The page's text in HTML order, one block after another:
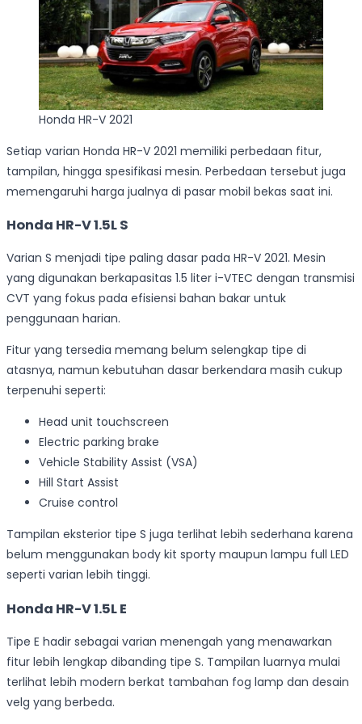
Honda HR-V 2021
Setiap varian Honda HR-V 2021 memiliki perbedaan fitur,
tampilan, hingga spesifikasi mesin. Perbedaan tersebut juga
memengaruhi harga jualnya di pasar mobil bekas saat ini.
Honda HR-V 1.5L S
Varian S menjadi tipe paling dasar pada HR-V 2021. Mesin
yang digunakan berkapasitas 1.5 liter i-VTEC dengan transmisi
CVT yang fokus pada efisiensi bahan bakar untuk
penggunaan harian.
Fitur yang tersedia memang belum selengkap tipe di
atasnya, namun kebutuhan dasar berkendara masih cukup
terpenuhi seperti:
Head unit touchscreen
Electric parking brake
Vehicle Stability Assist (VSA)
Hill Start Assist
Cruise control
Tampilan eksterior tipe S juga terlihat lebih sederhana karena
belum menggunakan body kit sporty maupun lampu full LED
seperti varian lebih tinggi.
Honda HR-V 1.5L E
Tipe E hadir sebagai varian menengah yang menawarkan
fitur lebih lengkap dibanding tipe S. Tampilan luarnya mulai
terlihat lebih modern berkat tambahan fog lamp dan desain
velg yang berbeda.